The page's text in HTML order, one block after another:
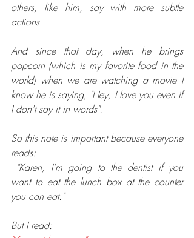
others, like him, say with more subtle
actions.
And since that day, when he brings
popcorn (which is my favorite food in the
world) when we are watching a movie I
know he is saying, "Hey, I love you even if
I don't say it in words".
So this note is important because everyone
reads:
want to eat the lunch box at the counter
you can eat."
But I read: